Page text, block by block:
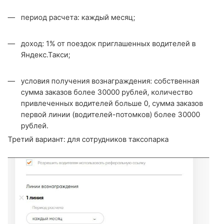
период расчета: каждый месяц;
доход: 1% от поездок приглашенных водителей в
Яндекс.Такси;
условия получения вознаграждения: собственная
сумма заказов более 30000 рублей, количество
привлеченных водителей больше 0, сумма заказов
первой линии (водителей-потомков) более 30000
рублей.
Третий вариант: для сотрудников таксопарка